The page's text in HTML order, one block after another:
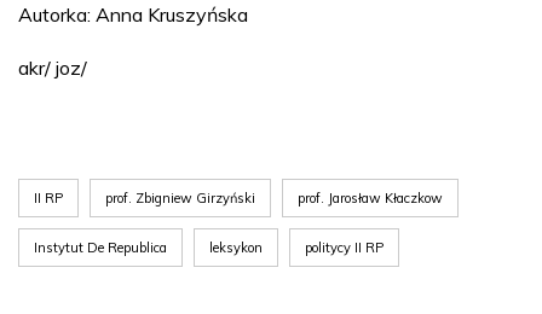
Autorka: Anna Kruszyńska
akr/ joz/
II RP prof. Zbigniew Girzyński prof. Jarosław Kłaczkow
Instytut De Republica leksykon politycy II RP